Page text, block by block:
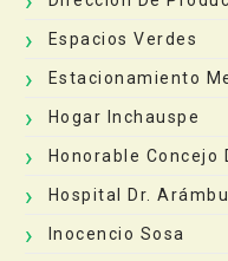
Espacios Verdes
Estacionamiento
Hogar Inchauspe
Honorable Concejo
Hospital Dr.
Inocencio Sosa